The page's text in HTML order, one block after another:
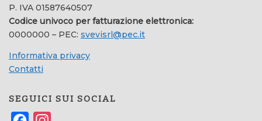
P. IVA 01587640507
Codice univoco per fatturazione elettronica:
0000000 – PEC: svevisrl@pec.it
Informativa privacy
Contatti
SEGUICI SUI SOCIAL